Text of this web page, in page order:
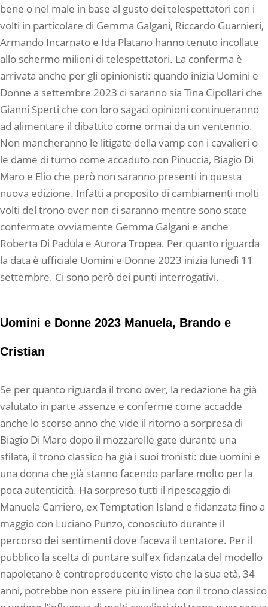
bene o nel male in base al gusto dei telespettatori con i
volti in particolare di Gemma Galgani, Riccardo Guarnieri,
Armando Incarnato e Ida Platano hanno tenuto incollate
allo schermo milioni di telespettatori. La conferma è
arrivata anche per gli opinionisti: quando inizia Uomini e
Donne a settembre 2023 ci saranno sia Tina Cipollari che
Gianni Sperti che con loro sagaci opinioni continueranno
ad alimentare il dibattito come ormai da un ventennio.
Non mancheranno le litigate della vamp con i cavalieri o
le dame di turno come accaduto con Pinuccia, Biagio Di
Maro e Elio che però non saranno presenti in questa
nuova edizione. Infatti a proposito di cambiamenti molti
volti del trono over non ci saranno mentre sono state
confermate ovviamente Gemma Galgani e anche
Roberta Di Padula e Aurora Tropea. Per quanto riguarda
la data è ufficiale Uomini e Donne 2023 inizia lunedì 11
settembre. Ci sono però dei punti interrogativi.
Uomini e Donne 2023 Manuela, Brando e
Cristian
Se per quanto riguarda il trono over, la redazione ha già
valutato in parte assenze e conferme come accadde
anche lo scorso anno che vide il ritorno a sorpresa di
Biagio Di Maro dopo il mozzarelle gate durante una
sfilata, il trono classico ha già i suoi tronisti: due uomini e
una donna che già stanno facendo parlare molto per la
poca autenticità. Ha sorpreso tutti il ripescaggio di
Manuela Carriero, ex Temptation Island e fidanzata fino a
maggio con Luciano Punzo, conosciuto durante il
percorso dei sentimenti dove faceva il tentatore. Per il
pubblico la scelta di puntare sull’ex fidanzata del modello
napoletano è controproducente visto che la sua età, 34
anni, potrebbe non essere più in linea con il trono classico